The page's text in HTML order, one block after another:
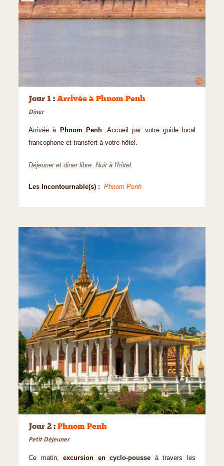
©
Jour 1 : Arrivée à Phnom Penh
Diner
Arrivée à Phnom Penh. Accueil par votre guide local
francophone et transfert à votre hôtel.
Déjeuner et diner libre. Nuit à l'hôtel.
Les Incontournable(s) : Phnom Penh
©
Jour 2 : Phnom Penh
Petit Déjeuner
Ce matin,excursion en cyclo-pousse à travers les